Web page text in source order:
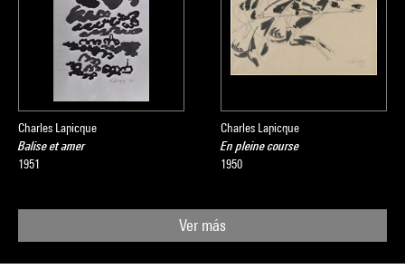
Charles Lapicque
Balise et amer
1951
Charles Lapicque
En pleine course
1950
Ver más